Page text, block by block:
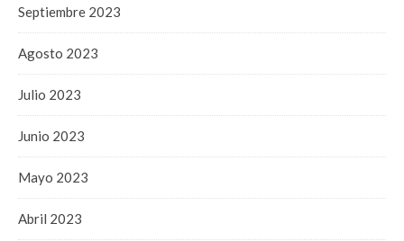
Septiembre 2023
Agosto 2023
Julio 2023
Junio 2023
Mayo 2023
Abril 2023